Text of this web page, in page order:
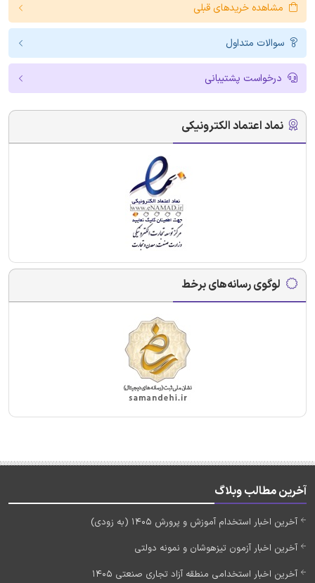
مشاهده خریدهای قبلی
سوالات متداول
درخواست پشتیبانی
نماد اعتماد الکترونیکی
لوگوی رسانه‌های برخط
آخرین مطالب وبلاگ
آخرین اخبار استخدام آموزش و پرورش 1405 (به زودی)
آخرین اخبار آزمون تیزهوشان و نمونه دولتی
آخرین اخبار استخدامی منطقه آزاد تجاری صنعتی 1405